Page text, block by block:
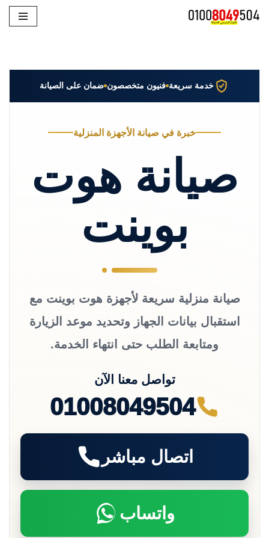
خدمة سريعة فنيون متخصصون ضمان على الصيانة
خبرة في صيانة الأجهزة المنزلية
صيانة هوت
بوينت
صيانة منزلية سريعة لأجهزة هوت بوينت مع
استقبال بيانات الجهاز وتحديد موعد الزيارة
ومتابعة الطلب حتى انتهاء الخدمة.
تواصل معنا الآن
01008049504
اتصال مباشر
واتساب